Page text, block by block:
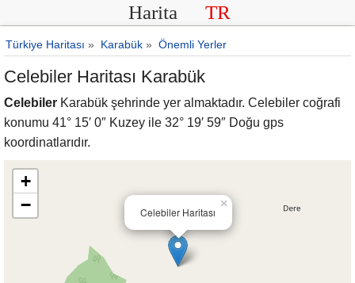
Harita TR
Türkiye Haritası » Karabük » Önemli Yerler
Celebiler Haritası Karabük
Celebiler Karabük şehrinde yer almaktadır. Celebiler coğrafi
konumu 41° 15′ 0″ Kuzey ile 32° 19′ 59″ Doğu gps
koordinatlarıdır.
Celebiler Haritası
×
+
−